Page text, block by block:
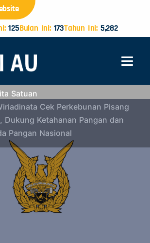
125Bulan Ini:173Tahun Ini: 5,282
Satuan
Cek Perkebunan Pisang
Dukung Ketahanan Pangan dan
Pangan Nasional